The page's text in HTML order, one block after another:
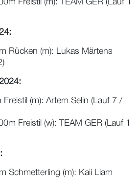
Freistil (m): TEAM GER (Lauf 1
Rücken (m): Lukas Märtens
(m): Artem Selin (Lauf 7 /
Freistil (w): TEAM GER (Lauf 1
Schmetterling (m): Kaii Liam